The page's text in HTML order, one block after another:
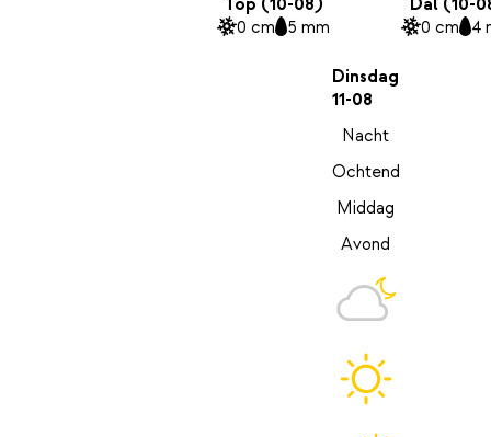
Top (10-08)
0 cm 5 mm
Dal (10-
0 cm 4
Dinsdag
11-08
Nacht
Ochtend
Middag
Avond